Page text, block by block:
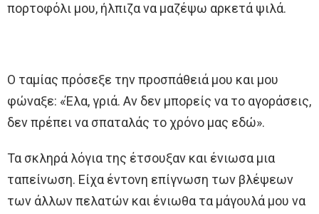
πορτοφόλι μου, ήλπιζα να μαζέψω αρκετά ψιλά.
Ο ταμίας πρόσεξε την προσπάθειά μου και μου
φώναξε: «Έλα, γριά. Αν δεν μπορείς να το αγοράσεις,
δεν πρέπει να σπαταλάς το χρόνο μας εδώ».
Τα σκληρά λόγια της έτσουξαν και ένιωσα μια
ταπείνωση. Είχα έντονη επίγνωση των βλέψεων
των άλλων πελατών και ένιωθα τα μάγουλά μου να